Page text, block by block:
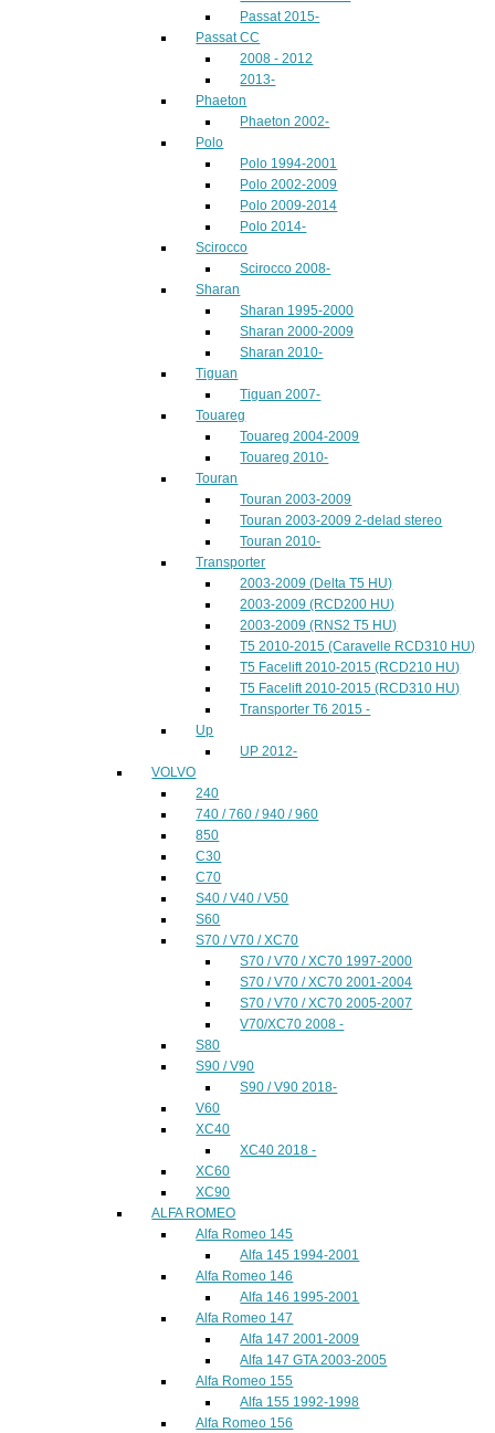
Passat 2015-
Passat CC
2008 - 2012
2013-
Phaeton
Phaeton 2002-
Polo
Polo 1994-2001
Polo 2002-2009
Polo 2009-2014
Polo 2014-
Scirocco
Scirocco 2008-
Sharan
Sharan 1995-2000
Sharan 2000-2009
Sharan 2010-
Tiguan
Tiguan 2007-
Touareg
Touareg 2004-2009
Touareg 2010-
Touran
Touran 2003-2009
Touran 2003-2009 2-delad stereo
Touran 2010-
Transporter
2003-2009 (Delta T5 HU)
2003-2009 (RCD200 HU)
2003-2009 (RNS2 T5 HU)
T5 2010-2015 (Caravelle RCD310 HU)
T5 Facelift 2010-2015 (RCD210 HU)
T5 Facelift 2010-2015 (RCD310 HU)
Transporter T6 2015 -
Up
UP 2012-
VOLVO
240
740 / 760 / 940 / 960
850
C30
C70
S40 / V40 / V50
S60
S70 / V70 / XC70
S70 / V70 / XC70 1997-2000
S70 / V70 / XC70 2001-2004
S70 / V70 / XC70 2005-2007
V70/XC70 2008 -
S80
S90 / V90
S90 / V90 2018-
V60
XC40
XC40 2018 -
XC60
XC90
ALFA ROMEO
Alfa Romeo 145
Alfa 145 1994-2001
Alfa Romeo 146
Alfa 146 1995-2001
Alfa Romeo 147
Alfa 147 2001-2009
Alfa 147 GTA 2003-2005
Alfa Romeo 155
Alfa 155 1992-1998
Alfa Romeo 156